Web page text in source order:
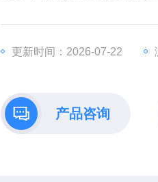
工业部门越来越依赖数据来实
更新时间：2026-07-22
产品咨询